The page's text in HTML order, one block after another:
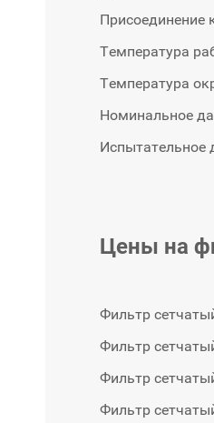
Присоединение
Температура
Температура
Номинальное
Испытательное
Цены на
Фильтр
Фильтр
Фильтр
Фильтр